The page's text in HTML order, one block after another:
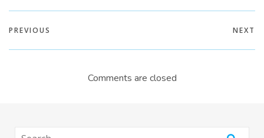
PREVIOUS NEXT
Comments are closed